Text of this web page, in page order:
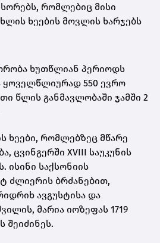
რომლებიც მისი
ხეების მოვლის ხარჯებს
ხუთწლიან პერიოდს
ყოველწლიურად 550 ევრო
წლის განმავლობაში ჯამში 2
ხეები, რომლებზეც მწარე
ცვინგერში XVIII საუკუნის
ისინი საქსონიის
ძლიერის ბრძანებით,
ავგუსტისა და
მარია იოზეფას 1719
შეიძინეს.